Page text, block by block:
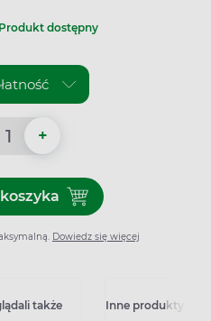
Produkt dostępny
+
Dodaj do koszyka
Dowiedz się więcej
także Inne produkty z